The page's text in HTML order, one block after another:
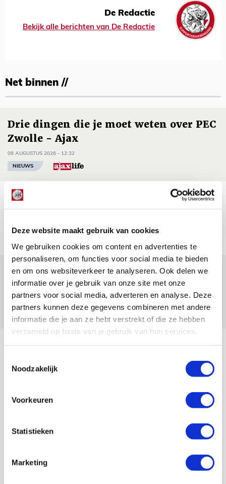
Deze website maakt gebruik van cookies
We gebruiken cookies om content en advertenties te
personaliseren, om functies voor social media te bieden
en om ons websiteverkeer te analyseren. Ook delen we
informatie over je gebruik van onze site met onze
partners voor social media, adverteren en analyse. Deze
partners kunnen deze gegevens combineren met andere
informatie die je aan ze hebt verstrekt of die ze hebben
verzameld op basis van je gebruik van hun services.
Noodzakelijk
Voorkeuren
Statistieken
Marketing
De Redactie
Bekijk alle berichten van De Redactie
Net binnen //
Drie dingen die je moet weten over PEC
Zwolle - Ajax
08 AUGUSTUS 2026 - 12:32
NIEUWS
Míchels elf: met welke formatie begin
jij aan nieuw eredivisieseizoen?
08 AUGUSTUS 2026 - 11:34
Spelen bij Jong Ajax of Ajax 1? Dat
maakt Abdalla ‘geen reet’ uit
08 AUGUSTUS 2026 - 10:04
AUG
11